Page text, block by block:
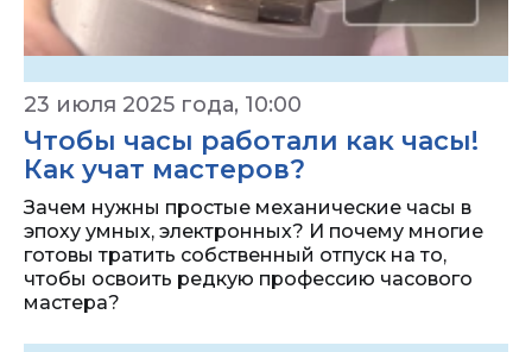
23 июля 2025 года, 10:00
Чтобы часы работали как часы!
Как учат мастеров?
Зачем нужны простые механические часы в
эпоху умных, электронных? И почему многие
готовы тратить собственный отпуск на то,
чтобы освоить редкую профессию часового
мастера?